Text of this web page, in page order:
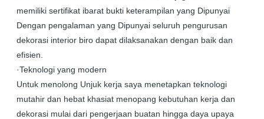
memiliki sertifikat ibarat bukti keterampilan yang Dipunyai
Dengan pengalaman yang Dipunyai seluruh pengurusan
dekorasi interior biro dapat dilaksanakan dengan baik dan
efisien.
·Teknologi yang modern
Untuk menolong Unjuk kerja saya menetapkan teknologi
mutahir dan hebat khasiat menopang kebutuhan kerja dan
dekorasi mulai dari pengerjaan buatan hingga daya upaya